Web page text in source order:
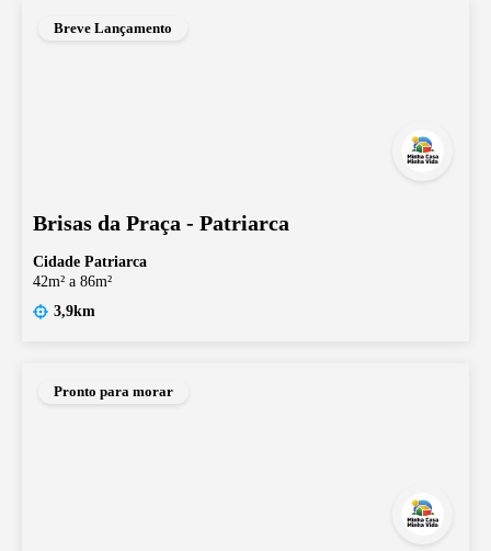
Breve Lançamento
Brisas da Praça - Patriarca
Cidade Patriarca
42m² a 86m²
3,9km
Pronto para morar